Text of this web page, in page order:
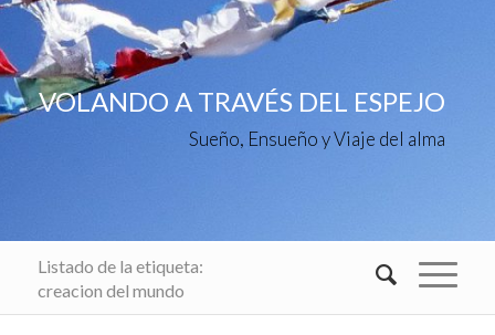
VOLANDO A TRAVÉS DEL ESPEJO
Sueño, Ensueño y Viaje del alma
Listado de la etiqueta:
creacion del mundo